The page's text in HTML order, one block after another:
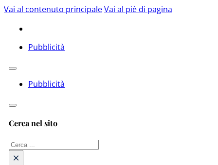
Vai al contenuto principaleVai al piè di pagina
Pubblicità
Pubblicità
Cerca nel sito
Cerca
×